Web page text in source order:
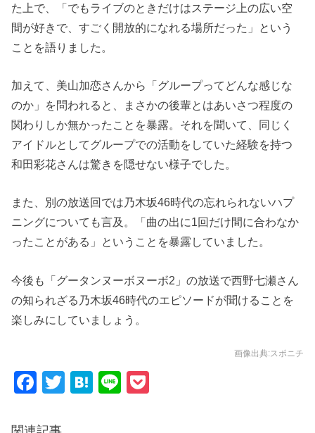
た上で、「でもライブのときだけはステージ上の広い空
間が好きで、すごく開放的になれる場所だった」という
ことを語りました。
加えて、美山加恋さんから「グループってどんな感じな
のか」を問われると、まさかの後輩とはあいさつ程度の
関わりしか無かったことを暴露。それを聞いて、同じく
アイドルとしてグループでの活動をしていた経験を持つ
和田彩花さんは驚きを隠せない様子でした。
また、別の放送回では乃木坂46時代の忘れられないハプ
ニングについても言及。「曲の出に1回だけ間に合わなか
ったことがある」ということを暴露していました。
今後も「グータンヌーボヌーボ2」の放送で西野七瀬さん
の知られざる乃木坂46時代のエピソードが聞けることを
楽しみにしていましょう。
画像出典:スポニチ
F
c
T
H
Li